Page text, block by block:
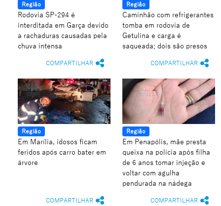
Região
Rodovia SP-294 é
interditada em Garça devido
a rachaduras causadas pela
chuva intensa
COMPARTILHAR
Região
Caminhão com refrigerantes
tomba em rodovia de
Getulina e carga é
saqueada; dois são presos
COMPARTILHAR
Região
Em Marília, idosos ficam
feridos após carro bater em
árvore
COMPARTILHAR
Região
Em Penapólis, mãe presta
queixa na polícia após filha
de 6 anos tomar injeção e
voltar com agulha
pendurada na nádega
COMPARTILHAR